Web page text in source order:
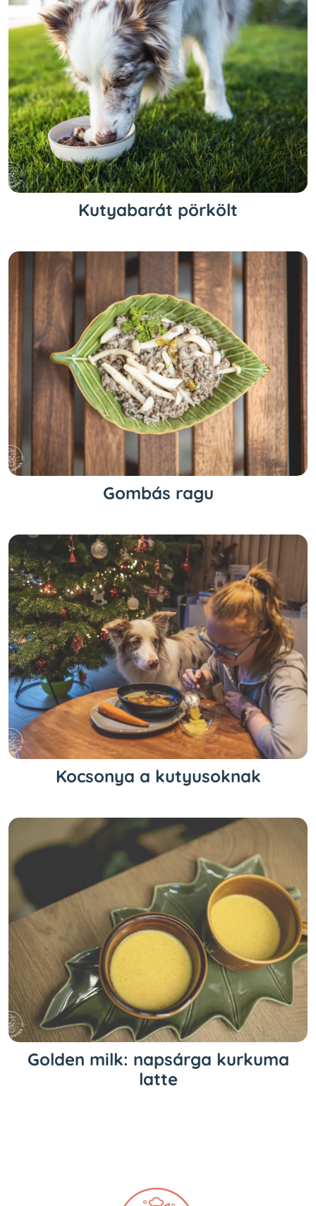
Kutyabarát pörkölt
Gombás ragu
Kocsonya a kutyusoknak
Golden milk: napsárga kurkuma
latte